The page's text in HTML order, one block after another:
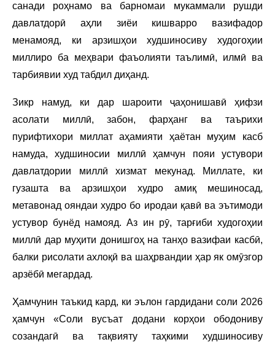
санади роҳнамо ва барномаи мукаммали рушди
давлатдорӣ аҳли зиёи кишварро вазифадор
менамояд, ки арзишҳои худшиносиву худогоҳии
миллиро ба меҳвари фаъолияти таълимӣ, илмӣ ва
тарбиявии худ табдил диҳанд.
Зикр намуд, ки дар шароити ҷаҳонишавӣ ҳифзи
асолати миллӣ, забон, фарҳанг ва таърихи
пурифтихори миллат аҳамияти ҳаётан муҳим касб
намуда, худшиносии миллӣ ҳамчун пояи устувори
давлатдории миллӣ хизмат мекунад. Миллате, ки
гузашта ва арзишҳои худро амиқ мешиносад,
метавонад ояндаи худро бо иродаи қавӣ ва эътимоди
устувор бунёд намояд. Аз ин рӯ, тарғиби худогоҳии
миллӣ дар муҳити донишгоҳ на танҳо вазифаи касбӣ,
балки рисолати ахлоқӣ ва шаҳрвандии ҳар як омӯзгор
арзёбӣ мегардад.
Ҳамчунин таъкид кард, ки эълон гардидани соли 2026
ҳамчун «Соли вусъат додани корҳои ободониву
созандагӣ ва тақвияту таҳкими худшиносиву